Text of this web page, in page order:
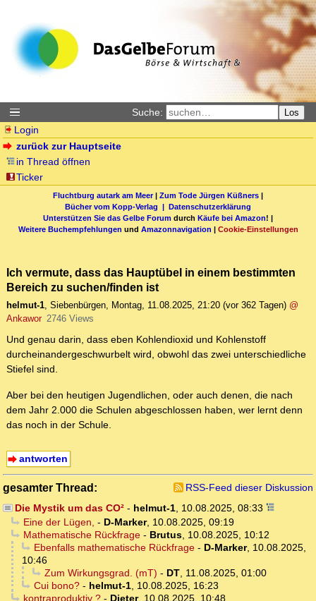
Suche: Los
Login
zurück zur Hauptseite
in Thread öffnen
Ticker
Fluchtburg autark am Meer| Zum Tode Jürgen Küßners |
Bücher vom Kopp-Verlag | Datenschutzerklärung
Unterstützen Sie das Gelbe Forum durch Käufe bei Amazon! |
Weitere Buchempfehlungen und Amazonnavigation | Cookie-Einstellungen
Ich vermute, dass das Hauptübel in einem bestimmten
Bereich zu suchen/finden ist
helmut-1, Siebenbürgen, Montag, 11.08.2025, 21:20 (vor 362 Tagen) @
Ankawor 2746 Views
Und genau darin, dass eben Kohlendioxid und Kohlenstoff
durcheinandergeschwurbelt wird, obwohl das zwei unterschiedliche
Stiefel sind.
Aber bei den heutigen Jugendlichen, oder auch denen, die nach
dem Jahr 2.000 die Schulen abgeschlossen haben, wer lernt denn
das noch in der Schule.
antworten
gesamter Thread:
RSS-Feed dieser Diskussion
Die Mystik um das CO²- helmut-1, 10.08.2025, 08:33
Eine der Lügen, - D-Marker, 10.08.2025, 09:19
Mathematische Rückfrage- Brutus, 10.08.2025, 10:12
Ebenfalls mathematische Rückfrage- D-Marker, 10.08.2025,
10:46
Zum Wirkungsgrad. (mT) - DT, 11.08.2025, 01:00
Cui bono?- helmut-1, 10.08.2025, 16:23
kontraproduktiv ?- Dieter, 10.08.2025, 10:48